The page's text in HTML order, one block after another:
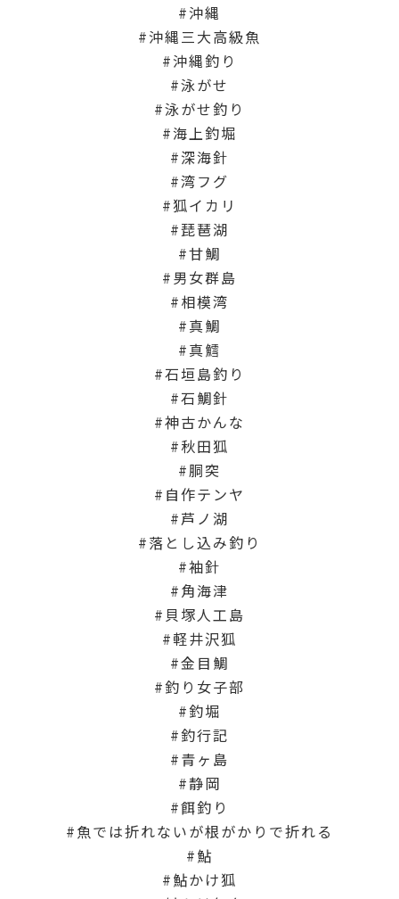
沖縄
沖縄三大高級魚
沖縄釣り
泳がせ
泳がせ釣り
海上釣堀
深海針
湾フグ
狐イカリ
琵琶湖
甘鯛
男女群島
相模湾
真鯛
真鱈
石垣島釣り
石鯛針
神古かんな
秋田狐
胴突
自作テンヤ
芦ノ湖
落とし込み釣り
袖針
角海津
貝塚人工島
軽井沢狐
金目鯛
釣り女子部
釣堀
釣行記
青ヶ島
静岡
餌釣り
魚では折れないが根がかりで折れる
鮎
鮎かけ狐